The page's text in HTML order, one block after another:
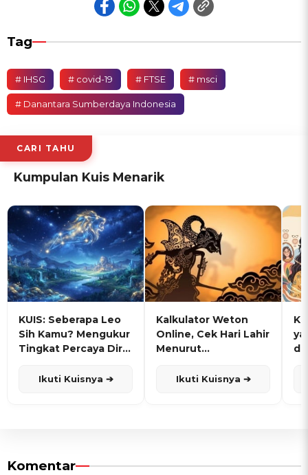
Tag
# IHSG # covid-19 # FTSE # msci
# Danantara Sumberdaya Indonesia
CARI TAHU
Kumpulan Kuis Menarik
KUIS: Seberapa Leo
Sih Kamu? Mengukur
Tingkat Percaya Diri
Ikuti Kuisnya ➔
Kalkulator Weton
Online, Cek Hari Lahir
Menurut
Ikuti Kuisnya ➔
Komentar